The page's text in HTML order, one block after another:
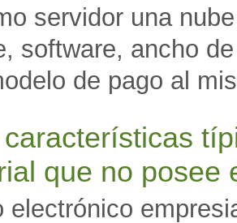
servidor una
software, ancho
de pago al
que no
electrónico